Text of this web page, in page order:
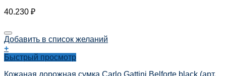
40.230 ₽
Добавить в список желаний
+
Быстрый просмотр
Кожаная дорожная сумка Carlo Gattini Belforte black (арт.